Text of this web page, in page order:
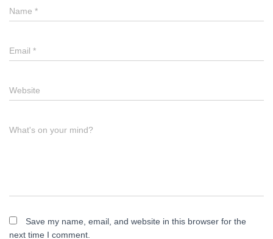
Name *
Email *
Website
What's on your mind?
Save my name, email, and website in this browser for the
next time I comment.